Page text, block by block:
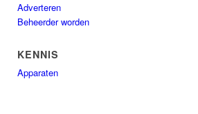
Adverteren
Beheerder worden
KENNIS
Apparaten